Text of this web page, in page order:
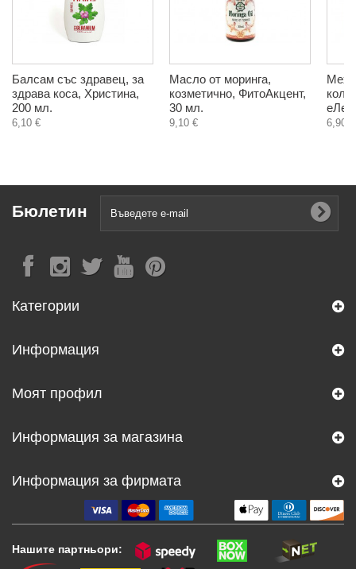
Балсам със здравец, за
здрава коса, Христина,
200 мл.
6,10 €
Масло от моринга,
козметично, ФитоАкцент,
30 мл.
9,10 € 6,90 €
Бюлетин
Категории
Информация
Моят профил
Информация за магазина
Информация за фирмата
Нашите партньори: